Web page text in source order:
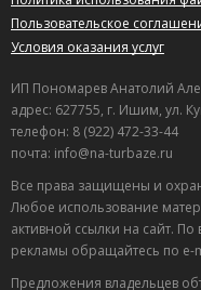
Пользовательское
Условия оказания услуг
ИП Пономарев Анатолий
адрес: 627755, г. Ишим, ул.
телефон: 8 (922) 472-33-44
почта: info@na-turbaze.ru
Все права защищены и
Любое использование
активной ссылки на сайт.
рекламы обращайтесь по e-
Предложения владельцев